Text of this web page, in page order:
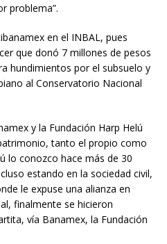
problema”.
en el INBAL, pues
que donó 7 millones de pesos
hundimientos por el subsuelo y
al Conservatorio Nacional
y la Fundación Harp Helú
tanto el propio como
lo conozco hace más de 30
estando en la sociedad civil,
le expuse una alianza en
finalmente se hicieron
vía Banamex, la Fundación